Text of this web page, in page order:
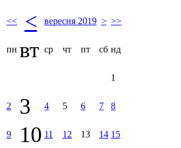
<< < вересня 2019 > >>
пн вт ср чт пт сб нд
1
2 3 4 5 6 7 8
9 10 11 12 13 14 15